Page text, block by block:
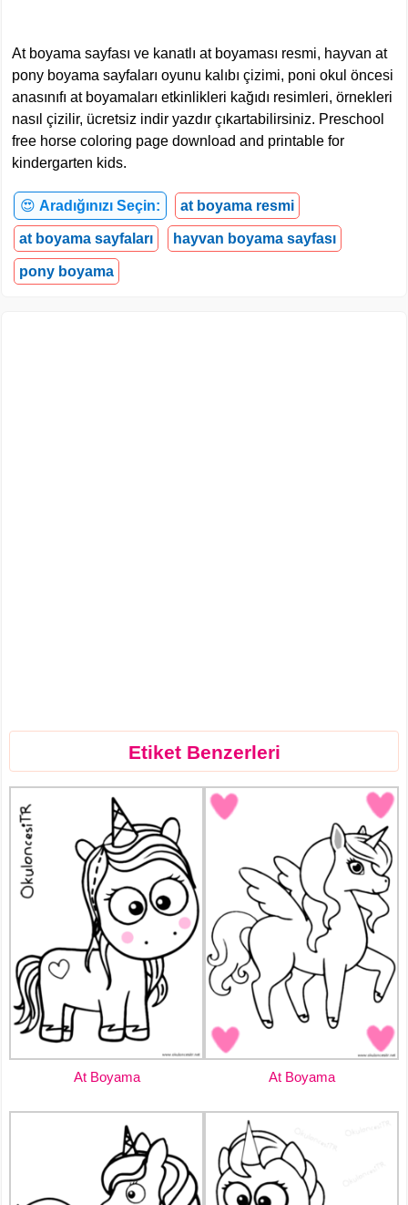
At boyama sayfası ve kanatlı at boyaması resmi, hayvan at
pony boyama sayfaları oyunu kalıbı çizimi, poni okul öncesi
anasınıfı at boyamaları etkinlikleri kağıdı resimleri, örnekleri
nasıl çizilir, ücretsiz indir yazdır çıkartabilirsiniz. Preschool
free horse coloring page download and printable for
kindergarten kids.
😍 Aradığınızı Seçin: at boyama resmi
at boyama sayfaları hayvan boyama sayfası
pony boyama
Etiket Benzerleri
At Boyama At Boyama